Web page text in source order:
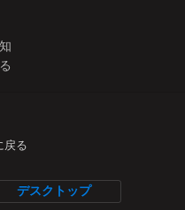
戻る
デスクトップ